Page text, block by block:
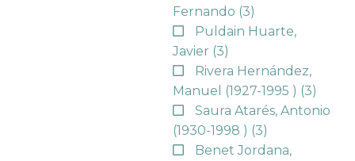
Fernando (3)
Puldain Huarte,
Javier (3)
Rivera Hernández,
Manuel (1927-1995 ) (3)
Saura Atarés, Antonio
(1930-1998 ) (3)
Benet Jordana,